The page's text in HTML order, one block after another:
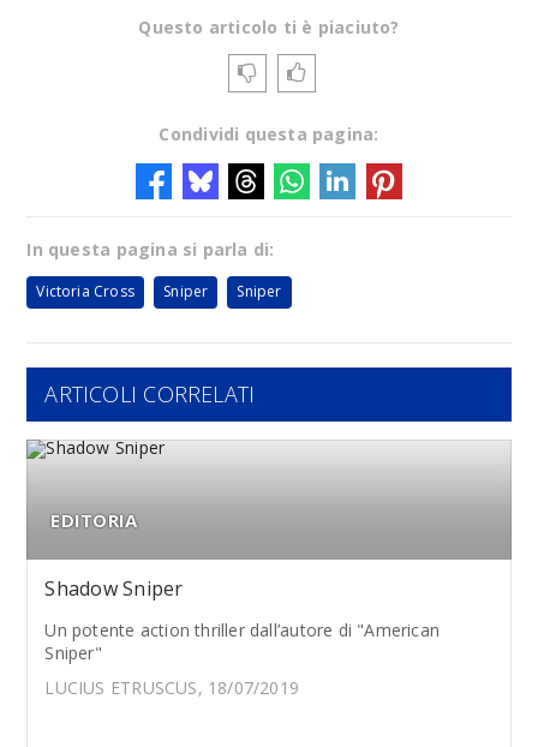
Questo articolo ti è piaciuto?
Condividi questa pagina:
In questa pagina si parla di:
Victoria Cross Sniper Sniper
ARTICOLI CORRELATI
EDITORIA
Shadow Sniper
Un potente action thriller dall’autore di "American
Sniper"
LUCIUS ETRUSCUS, 18/07/2019